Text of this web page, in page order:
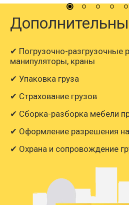
✔ Погрузочно-разгрузочные
манипуляторы, краны
✔ Упаковка груза
✔ Страхование грузов
✔ Сборка-разборка мебели
✔ Оформление разрешения
✔ Охрана и сопровождение